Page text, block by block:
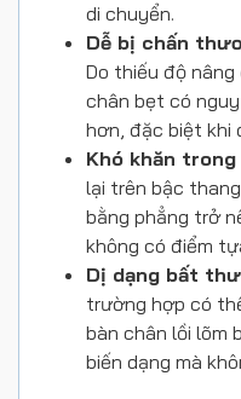
di chuyển.
Dễ bị chấn
Do thiếu độ
chân bẹt có
hơn, đặc biệt khi
Khó khăn
lại trên bậc
bằng phẳng trở
không có điểm
Dị dạng bất
trường hợp có
bàn chân lồi lõm
biến dạng mà